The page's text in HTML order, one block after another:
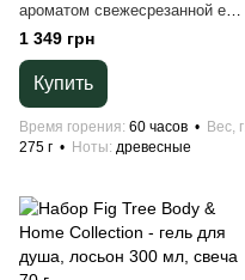
ароматом свежесрезанной ели
Woodwick Medium Frasier Fir
1 349 грн
Купить
Время горения 60 часов
Вес, г
275 г
Ноты древесные